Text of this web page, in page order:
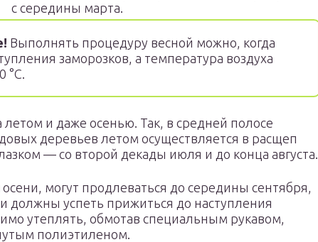
с середины марта.
Выполнять процедуру весной можно, когда
заморозков, а температура воздуха
°С.
и даже осенью. Так, в средней полосе
деревьев летом осуществляется в расщеп
— со второй декады июля и до конца августа.
могут продлеваться до середины сентября,
должны успеть прижиться до наступления
утеплять, обмотав специальным рукавом,
полиэтиленом.